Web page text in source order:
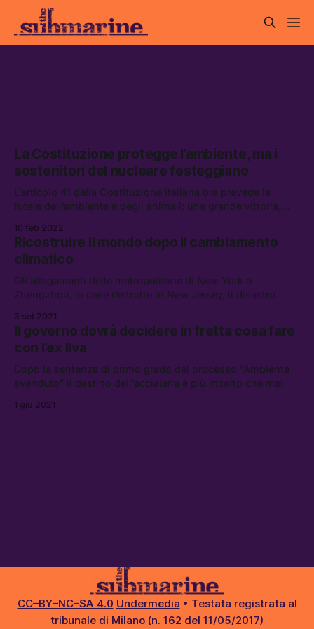
La Costituzione protegge l’ambiente, ma i
sostenitori del nucleare festeggiano
L’articolo 41 della Costituzione italiana ora prevede la
tutela dell’ambiente e degli animali: una grande vittoria,
nucleare
10 feb 2022
Ricostruire il mondo dopo il cambiamento
climatico
Gli allagamenti delle metropolitane di New York e
Zhengzhou, le case distrutte in New Jersey, il disastro
immaginare la responsabilità non è degli ambientalisti
ideologizzati
3 set 2021
Il governo dovrà decidere in fretta cosa fare
con l’ex Ilva
Dopo la sentenza di primo grado del processo “Ambiente
svenduto” il destino dell’acciaieria è più incerto che mai
1 giu 2021
CC–BY–NC–SA 4.0 Undermedia • Testata registrata al
tribunale di Milano (n. 162 del 11/05/2017)